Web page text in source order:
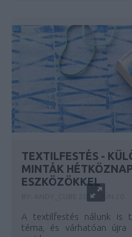
TEXTILFESTÉS -
MINTÁK
ESZKÖZÖKKEL
2023. JÚN 20.
A textilfestés nálunk is
téma, és várhatóan újra